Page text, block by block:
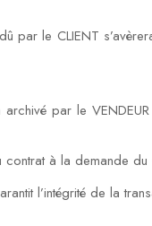
le CLIENT
par le
à la demande du
l’intégrité de la